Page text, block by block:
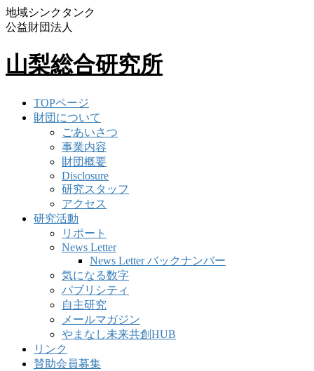
地域シンクタンク
公益財団法人
山梨総合研究所
TOPページ
財団について
ごあいさつ
事業内容
財団概要
Disclosure
研究スタッフ
アクセス
研究活動
リポート
News Letter
News Letter バックナンバー
気になる数字
パブリシティ
自主研究
メールマガジン
やまなし未来共創HUB
リンク
賛助会員募集